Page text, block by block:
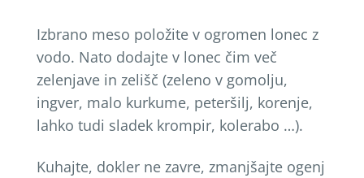
Izbrano meso položite v ogromen lonec z
vodo. Nato dodajte v lonec čim več
zelenjave in zelišč (zeleno v gomolju,
ingver, malo kurkume, peteršilj, korenje,
lahko tudi sladek krompir, kolerabo …).
Kuhajte, dokler ne zavre, zmanjšajte ogenj